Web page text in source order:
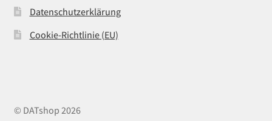
Datenschutzerklärung
Cookie-Richtlinie (EU)
© DATshop 2026